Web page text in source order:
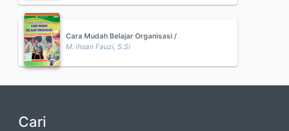
Cara Mudah Belajar Organisasi /
M. ihsan Fauzi, S.Si
Cari